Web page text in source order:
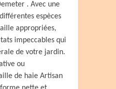
. Avec une
espèces
appropriées,
impeccables qui
de votre jardin.
ou
de haie Artisan